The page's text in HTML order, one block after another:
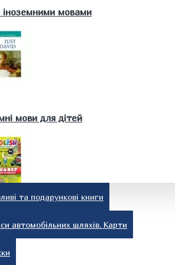
та майбутнім батькам
та краса
тварини. Акваріум
іноземними мовами
мови для дітей
та розмовники
та подарункові книги
автомобільних шляхів. Карти